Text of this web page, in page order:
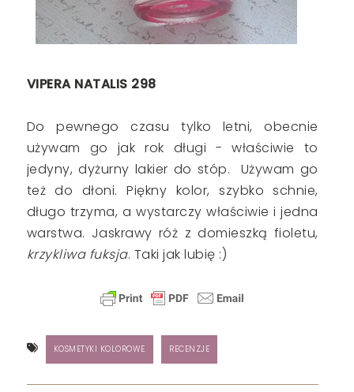
VIPERA NATALIS 298
Do pewnego czasu tylko letni, obecnie
używam go jak rok długi - właściwie to
jedyny, dyżurny lakier do stóp. Używam go
też do dłoni. Piękny kolor, szybko schnie,
długo trzyma, a wystarczy właściwie i jedna
warstwa. Jaskrawy róż z domieszką fioletu,
krzykliwa fuksja. Taki jak lubię :)
KOSMETYKI KOLOROWE RECENZJE